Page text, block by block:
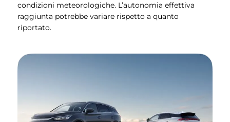
condizioni meteorologiche. L’autonomia effettiva
raggiunta potrebbe variare rispetto a quanto
riportato.